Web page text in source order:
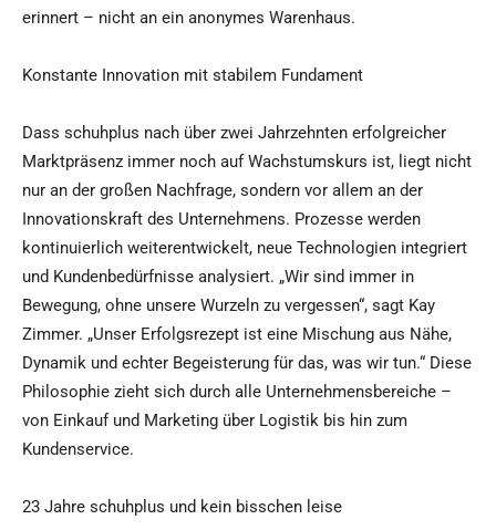
erinnert – nicht an ein anonymes Warenhaus.
Konstante Innovation mit stabilem Fundament
Dass schuhplus nach über zwei Jahrzehnten erfolgreicher
Marktpräsenz immer noch auf Wachstumskurs ist, liegt nicht
nur an der großen Nachfrage, sondern vor allem an der
Innovationskraft des Unternehmens. Prozesse werden
kontinuierlich weiterentwickelt, neue Technologien integriert
und Kundenbedürfnisse analysiert. „Wir sind immer in
Bewegung, ohne unsere Wurzeln zu vergessen“, sagt Kay
Zimmer. „Unser Erfolgsrezept ist eine Mischung aus Nähe,
Dynamik und echter Begeisterung für das, was wir tun.“ Diese
Philosophie zieht sich durch alle Unternehmensbereiche –
von Einkauf und Marketing über Logistik bis hin zum
Kundenservice.
23 Jahre schuhplus und kein bisschen leise